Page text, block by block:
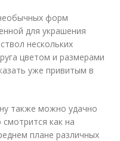
форм
для украшения
нескольких
цветом и размерами
уже привитым в
также можно удачно
как на
плане различных